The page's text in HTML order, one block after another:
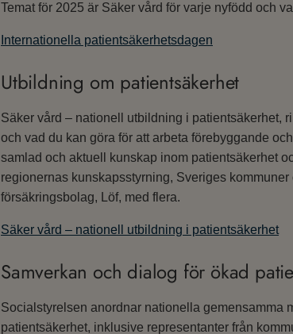
Temat för 2025 är Säker vård för varje nyfödd och
Internationella patientsäkerhetsdagen
Utbildning om patientsäkerhet
Säker vård – nationell utbildning i patientsäkerhet,
och vad du kan göra för att arbeta förebyggande
samlad och aktuell kunskap inom patientsäkerhet
regionernas kunskapsstyrning, Sveriges
försäkringsbolag, Löf, med flera.
Säker vård – nationell utbildning i patientsäkerhet
Samverkan och dialog för ökad
Socialstyrelsen anordnar nationella gemensamma
patientsäkerhet, inklusive representanter från